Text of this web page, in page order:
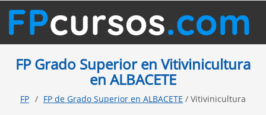
FP Grado Superior en Vitivinicultura
en ALBACETE
FP FP de Grado Superior en ALBACETE / Vitivinicultura